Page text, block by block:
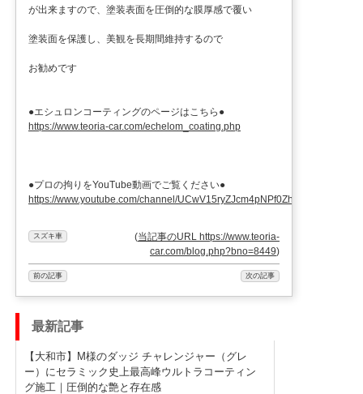
が出来ますので、塗装表面を圧倒的な膜厚感で覆い
塗装面を保護し、美観を長期間維持するので
お勧めです
●エシュロンコーティングのページはこちら●
https://www.teoria-car.com/echelom_coating.php
●プロの拘りをYouTube動画でご覧ください●
https://www.youtube.com/channel/UCwV15ryZJcm4pNPf0ZhXu9g
スズキ車 (当記事のURL https://www.teoria-
car.com/blog.php?bno=8449)
前の記事 次の記事
最新記事
【大和市】M様のダッジ チャレンジャー（グレ
ー）にセラミック史上最高峰ウルトラコーティン
グ施工｜圧倒的な艶と存在感